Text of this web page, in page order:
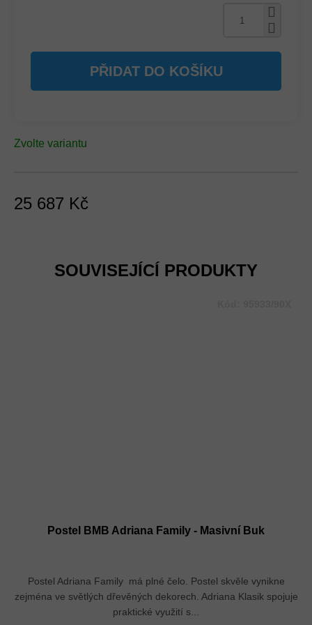
25 687 Kč
Zvolte variantu
PŘIDAT DO KOŠÍKU
SOUVISEJÍCÍ PRODUKTY
Postel BMB Adriana Family - Masivní Buk
Postel Adriana Family má plné čelo. Postel skvěle vynikne
zejména ve světlých dřevěných dekorech. Adriana Klasik spojuje
praktické využití s...